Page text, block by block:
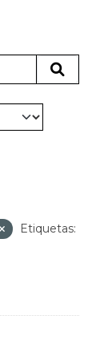
Etiquetas: